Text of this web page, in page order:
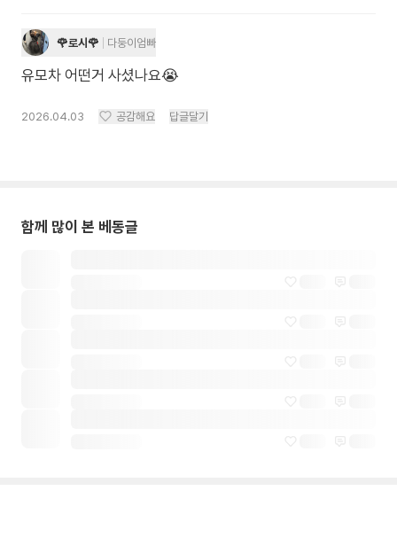
🌹로시🌹 다둥이엄빠
유모차 어떤거 사셨나요😭
2026.04.03 공감해요 답글달기
함께 많이 본 베동글